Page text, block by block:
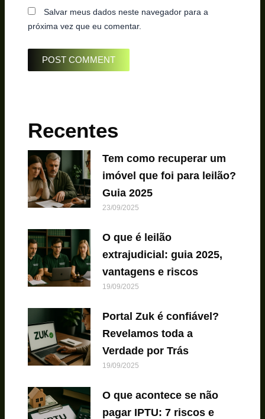
Salvar meus dados neste navegador para a
próxima vez que eu comentar.
Recentes
Tem como recuperar um
imóvel que foi para leilão?
Guia 2025
23/09/2025
O que é leilão
extrajudicial: guia 2025,
vantagens e riscos
19/09/2025
Portal Zuk é confiável?
Revelamos toda a
Verdade por Trás
19/09/2025
O que acontece se não
pagar IPTU: 7 riscos e